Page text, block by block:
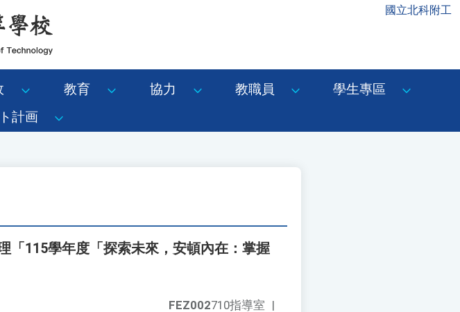
國立北科附工
教育 協力 教職員
學生專區
計画
「115學年度「探索未來，安頓內在：掌握
FEZ002710指導室 |